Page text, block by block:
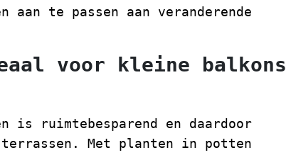
te passen aan veranderende
voor kleine balkons
is ruimtebesparend en daardoor
Met planten in potten